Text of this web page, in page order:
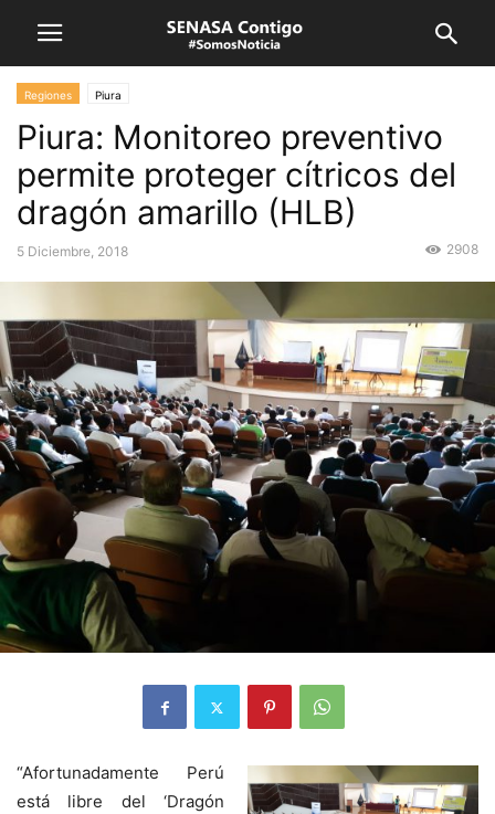
Regiones Piura
Piura: Monitoreo preventivo
permite proteger cítricos del
dragón amarillo (HLB)
5 Diciembre, 2018 2908
“Afortunadamente Perú
está libre del ‘Dragón